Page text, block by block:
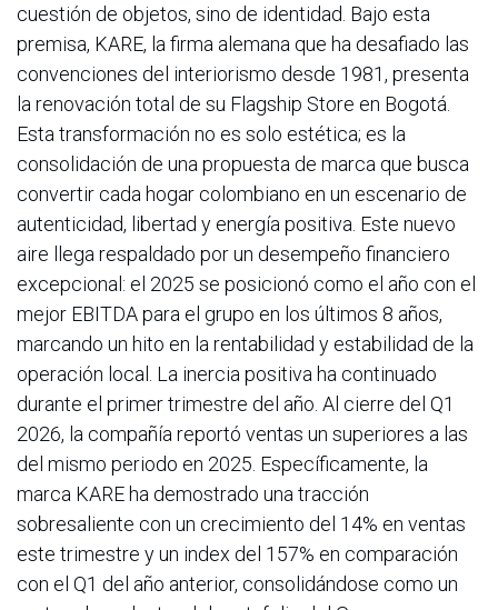
cuestión de objetos, sino de identidad. Bajo esta
premisa, KARE, la firma alemana que ha desafiado las
convenciones del interiorismo desde 1981, presenta
la renovación total de su Flagship Store en Bogotá.
Esta transformación no es solo estética; es la
consolidación de una propuesta de marca que busca
convertir cada hogar colombiano en un escenario de
autenticidad, libertad y energía positiva. Este nuevo
aire llega respaldado por un desempeño financiero
excepcional: el 2025 se posicionó como el año con el
mejor EBITDA para el grupo en los últimos 8 años,
marcando un hito en la rentabilidad y estabilidad de la
operación local. La inercia positiva ha continuado
durante el primer trimestre del año. Al cierre del Q1
2026, la compañía reportó ventas un superiores a las
del mismo periodo en 2025. Específicamente, la
marca KARE ha demostrado una tracción
sobresaliente con un crecimiento del 14% en ventas
este trimestre y un index del 157% en comparación
con el Q1 del año anterior, consolidándose como un